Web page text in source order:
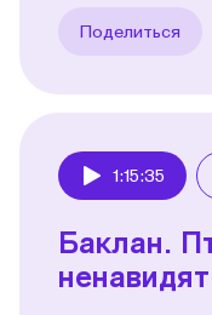
Поделиться
1:15:35
Баклан.
ненавидят